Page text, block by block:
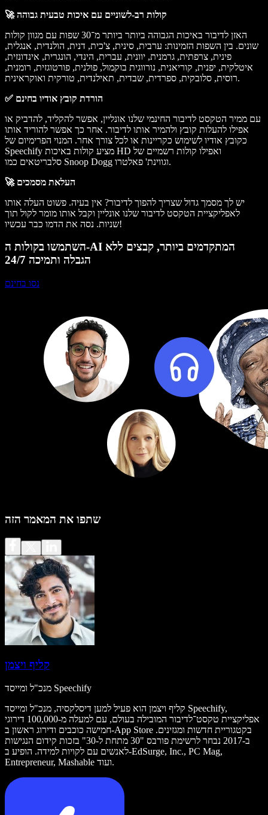
🚀 קולות רב-לשוניים עם איכות טבעית גבוהה
האזן לדיבור באיכות הגבוהה ביותר ביותר מ־30 שפות עם מגוון קולות
שונים. בין השפות הזמינות: ערבית, סינית, צ'כית, דנית, הולנדית, אנגלית,
פינית, צרפתית, גרמנית, יוונית, עברית, הינדי, הונגרית, אינדונזית,
איטלקית, יפנית, קוריאנית, נורווגית בוקמול, פולנית, פורטוגזית, רומנית,
רוסית, סלובקית, ספרדית, שבדית, תאילנדית, טורקית ואוקראינית.
✅ הורדת קובץ אודיו בחינם
עם ממיר הטקסט לדיבור החינמי שלנו אונליין, אפשר להקליד, להדביק או
אפילו להעלות קובץ ולהמיר אותו לדיבור. אחר כך אפשר להוריד אותו
כקובץ אודיו לשימוש כקריינות או לכל צורך אחר. המנוי הפרימיום של
Speechify מציע קולות באיכות HD ואפילו קולות רשמיים של
סלבריטאים כמו Snoop Dogg וגווינת' פאלטרו.
🚀 העלאת מסמכים
יש לך מסמך גדול שצריך להפוך לדיבור? אין בעיה. פשוט העלה אותו
לאפליקציית הטקסט לדיבור שלנו אונליין וקבל אותו מומר לקול תוך
שניות. נסה את הדמו כבר עכשיו!
השתמשו בקולות ה-AI המתקדמים ביותר, קבצים ללא
הגבלה ותמיכה 24/7
נסו בחינם
שתפו את המאמר הזה
קליף ויצמן
מנכ"ל ומייסד Speechify
קליף ויצמן הוא פעיל למען דיסלקסיה, מנכ"ל ומייסד Speechify,
אפליקציית טקסט־לדיבור המובילה בעולם, עם למעלה מ-100,000 דירוגי
חמישה כוכבים ודירוג ראשון ב-App Store בקטגוריית חדשות ומגזינים.
ב-2017 נבחר לרשימת פורבס "30 מתחת ל-30" בזכות קידום הנגישות
לאנשים עם לקויות למידה. הופיע ב-EdSurge, Inc., PC Mag,
Entrepreneur, Mashable ועוד.